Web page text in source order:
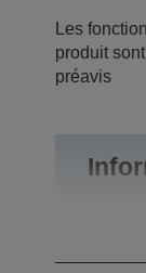
Les
produit
préavis